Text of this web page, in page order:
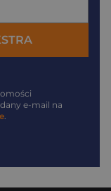
e-mail na
.